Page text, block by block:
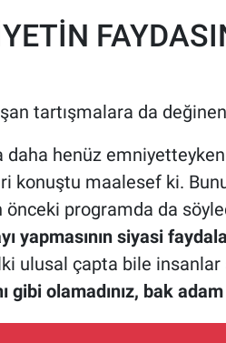
tartışmalara da
daha henüz
konuştu maalesef ki.
programda da
yapmasının siyasi
ulusal çapta bile
olamadınız, bak adam